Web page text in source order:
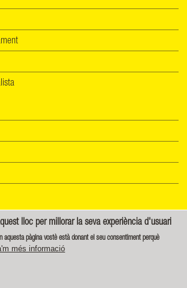
Política de cookies
CompartirIgual 4.0 Internacional (CC BY-SA 4.0)
lloc per millorar la seva experiència d'usuari
aquesta pàgina vostè està donant el seu consentiment perquè
més informació